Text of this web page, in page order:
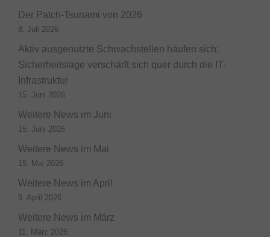
Der Patch-Tsunami von 2026
8. Juli 2026
Aktiv ausgenutzte Schwachstellen häufen sich:
Sicherheitslage verschärft sich quer durch die IT-
Infrastruktur
15. Juni 2026
Weitere News im Juni
15. Juni 2026
Weitere News im Mai
15. Mai 2026
Weitere News im April
9. April 2026
Weitere News im März
11. März 2026